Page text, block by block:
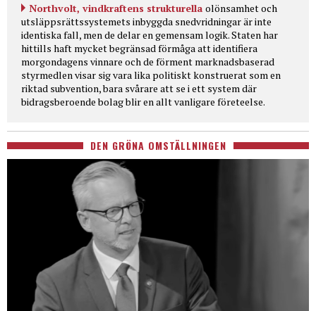
Northvolt, vindkraftens strukturella olönsamhet och
utsläppsrättssystemets inbyggda snedvridningar är inte
identiska fall, men de delar en gemensam logik. Staten har
hittills haft mycket begränsad förmåga att identifiera
morgondagens vinnare och de förment marknadsbaserad
styrmedlen visar sig vara lika politiskt konstruerat som en
riktad subvention, bara svårare att se i ett system där
bidragsberoende bolag blir en allt vanligare företeelse.
DEN GRÖNA OMSTÄLLNINGEN